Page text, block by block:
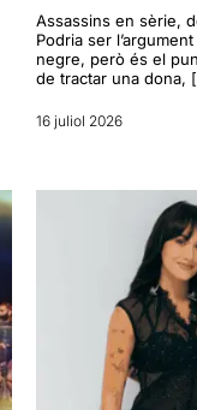
Assassins en sèrie,
Podria ser
negre, però és el
de tractar una dona,
16 juliol 2026